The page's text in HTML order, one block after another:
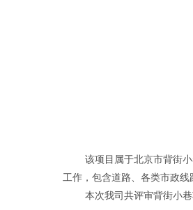
该项目属于北京市背街小巷
工作，包含道路、各类市政
本次我司共评审背街小巷项